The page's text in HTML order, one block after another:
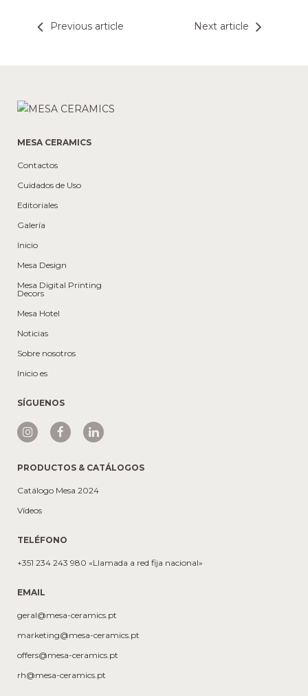
Previous article Next article
MESA CERAMICS
Contactos
Cuidados de Uso
Editoriales
Galería
Inicio
Mesa Design
Mesa Digital Printing
Decors
Mesa Hotel
Noticias
Sobre nosotros
Inicio es
SÍGUENOS
PRODUCTOS & CATÁLOGOS
Catálogo Mesa 2024
Vídeos
TELÉFONO
+351 234 243 980 «Llamada a red fija nacional»
EMAIL
geral@mesa-ceramics.pt
marketing@mesa-ceramics.pt
offers@mesa-ceramics.pt
rh@mesa-ceramics.pt